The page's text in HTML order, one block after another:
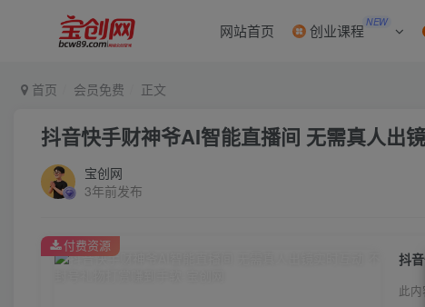
网站首页 创业课程 NEW
首页 会员免费 正文
抖音快手财神爷AI智能直播间 无需真人出
宝创网
3年前发布
抖
此
付费资源